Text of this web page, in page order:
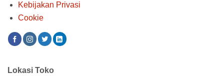
Kebijakan Privasi
Cookie
Lokasi Toko